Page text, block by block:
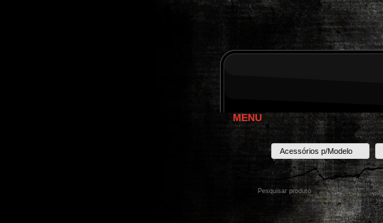
MENU
Acessórios p/Modelo